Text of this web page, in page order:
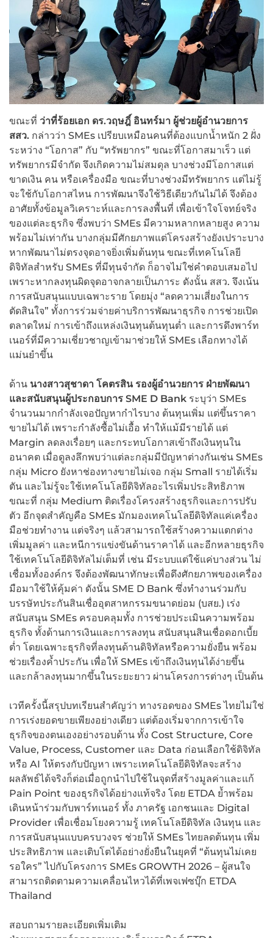
ขณะที่ ว่าที่ร้อยเอก ดร.วฤษฎิ์ อินทร์มา ผู้ช่วยผู้อำนวยการ
สสว. กล่าวว่า SMEs เปรียบเหมือนคนที่ต้องแบกน้ำหนัก 2 ฝั่ง
ระหว่าง “โอกาส” กับ “ทรัพยากร” ขณะที่โอกาสมาเร็ว แต่
ทรัพยากรมีจำกัด จึงเกิดความไม่สมดุล บางช่วงมีโอกาสแต่
ขาดเงิน คน หรือเครื่องมือ ขณะที่บางช่วงมีทรัพยากร แต่ไม่รู้
จะใช้กับโอกาสไหน การพัฒนาจึงใช้วิธีเดียวกันไม่ได้ จึงต้อง
อาศัยทั้งข้อมูลวิเคราะห์และการลงพื้นที่ เพื่อเข้าใจโจทย์จริง
ของแต่ละธุรกิจ ซึ่งพบว่า SMEs มีความหลากหลายสูง ความ
พร้อมไม่เท่ากัน บางกลุ่มมีศักยภาพแต่โครงสร้างยังเปราะบาง
หากพัฒนาไม่ตรงจุดอาจยิ่งเพิ่มต้นทุน ขณะที่เทคโนโลยี
ดิจิทัลสำหรับ SMEs ที่มีทุนจำกัด ก็อาจไม่ใช่คำตอบเสมอไป
เพราะหากลงทุนผิดจุดอาจกลายเป็นภาระ ดังนั้น สสว. จึงเน้น
การสนับสนุนแบบเฉพาะราย โดยมุ่ง “ลดความเสี่ยงในการ
ตัดสินใจ” ทั้งการร่วมจ่ายค่าบริการพัฒนาธุรกิจ การช่วยเปิด
ตลาดใหม่ การเข้าถึงแหล่งเงินทุนต้นทุนต่ำ และการดึงพาร์ท
เนอร์ที่มีความเชี่ยวชาญเข้ามาช่วยให้ SMEs เลือกทางได้
แม่นยำขึ้น
ด้าน นางสาวสุชาดา โคตรสิน รองผู้อำนวยการ ฝ่ายพัฒนา
และสนับสนุนผู้ประกอบการ SME D Bank ระบุว่า SMEs
จำนวนมากกำลังเจอปัญหากำไรบาง ต้นทุนเพิ่ม แต่ขึ้นราคา
ขายไม่ได้ เพราะกำลังซื้อไม่เอื้อ ทำให้แม้มีรายได้ แต่
Margin ลดลงเรื่อยๆ และกระทบโอกาสเข้าถึงเงินทุนใน
อนาคต เมื่อดูลงลึกพบว่าแต่ละกลุ่มมีปัญหาต่างกันเช่น SMEs
กลุ่ม Micro ยังหาช่องทางขายไม่เจอ กลุ่ม Small รายได้เริ่ม
ตัน และไม่รู้จะใช้เทคโนโลยีดิจิทัลอะไรเพิ่มประสิทธิภาพ
ขณะที่ กลุ่ม Medium ติดเรื่องโครงสร้างธุรกิจและการปรับ
ตัว อีกจุดสำคัญคือ SMEs มักมองเทคโนโลยีดิจิทัลแค่เครื่อง
มือช่วยทำงาน แต่จริงๆ แล้วสามารถใช้สร้างความแตกต่าง
เพิ่มมูลค่า และหนีการแข่งขันด้านราคาได้ และอีกหลายธุรกิจ
ใช้เทคโนโลยีดิจิทัลไม่เต็มที่ เช่น มีระบบแต่ใช้แค่บางส่วน ไม่
เชื่อมทั้งองค์กร จึงต้องพัฒนาทักษะเพื่อดึงศักยภาพของเครื่อง
มือมาใช้ให้คุ้มค่า ดังนั้น SME D Bank ซึ่งทำงานร่วมกับ
บรรษัทประกันสินเชื่ออุตสาหกรรมขนาดย่อม (บสย.) เร่ง
สนับสนุน SMEs ครอบคลุมทั้ง การช่วยประเมินความพร้อม
ธุรกิจ ทั้งด้านการเงินและการลงทุน สนับสนุนสินเชื่อดอกเบี้ย
ต่ำ โดยเฉพาะธุรกิจที่ลงทุนด้านดิจิทัลหรือความยั่งยืน พร้อม
ช่วยเรื่องค้ำประกัน เพื่อให้ SMEs เข้าถึงเงินทุนได้ง่ายขึ้น
และกล้าลงทุนมากขึ้นในระยะยาว ผ่านโครงการต่างๆ เป็นต้น
เวทีครั้งนี้สรุปบทเรียนสำคัญว่า ทางรอดของ SMEs ไทยไม่ใช่
การเร่งยอดขายเพียงอย่างเดียว แต่ต้องเริ่มจากการเข้าใจ
ธุรกิจของตนเองอย่างรอบด้าน ทั้ง Cost Structure, Core
Value, Process, Customer และ Data ก่อนเลือกใช้ดิจิทัล
หรือ AI ให้ตรงกับปัญหา เพราะเทคโนโลยีดิจิทัลจะสร้าง
ผลลัพธ์ได้จริงก็ต่อเมื่อถูกนำไปใช้ในจุดที่สร้างมูลค่าและแก้
Pain Point ของธุรกิจได้อย่างแท้จริง โดย ETDA ย้ำพร้อม
เดินหน้าร่วมกับพาร์ทเนอร์ ทั้ง ภาครัฐ เอกชนและ Digital
Provider เพื่อเชื่อมโยงความรู้ เทคโนโลยีดิจิทัล เงินทุน และ
การสนับสนุนแบบครบวงจร ช่วยให้ SMEs ไทยลดต้นทุน เพิ่ม
ประสิทธิภาพ และเติบโตได้อย่างยั่งยืนในยุคที่ “ต้นทุนไม่เคย
รอใคร” ไปกับโครงการ SMEs GROWTH 2026 – ผู้สนใจ
สามารถติดตามความเคลื่อนไหวได้ที่เพจเฟซบุ๊ก ETDA
Thailand
สอบถามรายละเอียดเพิ่มเติม